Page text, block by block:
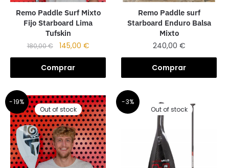
Remo Paddle Surf Mixto
Fijo Starboard Lima
Tufskin
180,00€ 145,00 €
Comprar
Remo Paddle surf
Starboard Enduro Balsa
Mixto
240,00 €
Comprar
-19%
Out of stock
-3%
Out of stock